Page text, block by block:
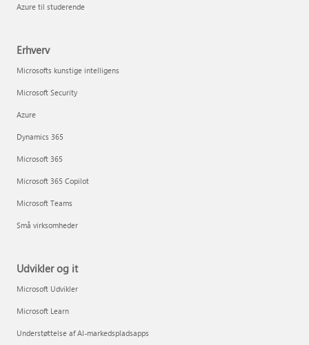
Azure til studerende
Erhverv
Microsofts kunstige intelligens
Microsoft Security
Azure
Dynamics 365
Microsoft 365
Microsoft 365 Copilot
Microsoft Teams
Små virksomheder
Udvikler og it
Microsoft Udvikler
Microsoft Learn
Understøttelse af AI-markedspladsapps